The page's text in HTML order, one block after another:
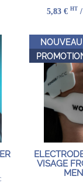
5,83 € HT
NOUVEAU
VISAGE